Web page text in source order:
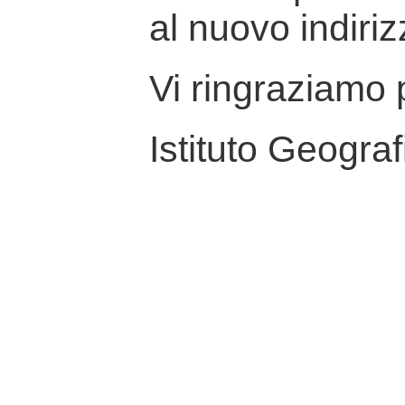
al nuovo
Vi ringraziamo
Istituto